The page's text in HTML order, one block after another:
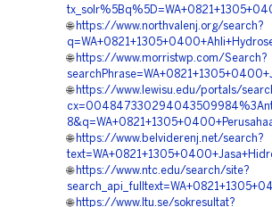
🌐 https://www.northvalenj.org/search?
🌐 https://www.morristwp.com/Search?
🌐 https://www.lewisu.edu/portals/
🌐 https://www.belviderenj.net/search?
🌐 https://www.ntc.edu/search/site?
🌐 https://www.ltu.se/sokresultat?